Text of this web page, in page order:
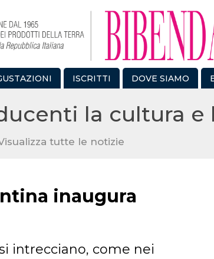
ISCRITTI DOVE SIAMO
la cultura e
tutte le notizie
inaugura
intrecciano, come nei